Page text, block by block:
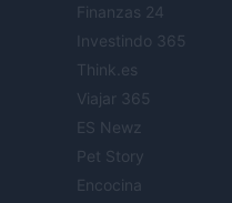
Finanzas 24
Investindo 365
Think.es
Viajar 365
ES Newz
Pet Story
Encocina